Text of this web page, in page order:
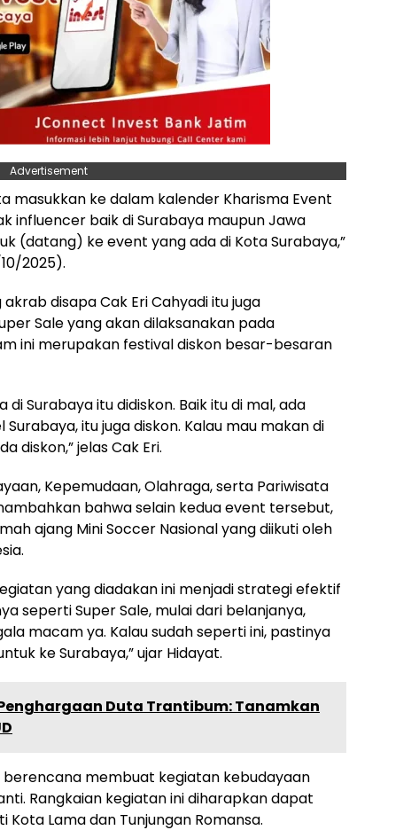
Advertisement
masukkan ke dalam kalender Kharisma Event
influencer baik di Surabaya maupun Jawa
(datang) ke event yang ada di Kota Surabaya,”
2025).
disapa Cak Eri Cahyadi itu juga
Sale yang akan dilaksanakan pada
ini merupakan festival diskon besar-besaran
di Surabaya itu didiskon. Baik itu di mal, ada
itu juga diskon. Kalau mau makan di
diskon,” jelas Cak Eri.
Kepemudaan, Olahraga, serta Pariwisata
bahwa selain kedua event tersebut,
ajang Mini Soccer Nasional yang diikuti oleh
yang diadakan ini menjadi strategi efektif
seperti Super Sale, mulai dari belanjanya,
macam ya. Kalau sudah seperti ini, pastinya
ke Surabaya,” ujar Hidayat.
Duta Trantibum: Tanamkan
membuat kegiatan kebudayaan
Rangkaian kegiatan ini diharapkan dapat
Lama dan Tunjungan Romansa.